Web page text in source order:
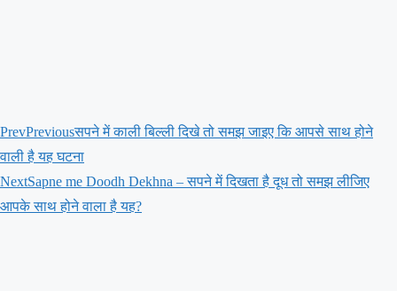
PrevPreviousसपने में काली बिल्ली दिखे तो समझ जाइए कि आपसे साथ होने
वाली है यह घटना
NextSapne me Doodh Dekhna – सपने में दिखता है दूध तो समझ लीजिए
आपके साथ होने वाला है यह?